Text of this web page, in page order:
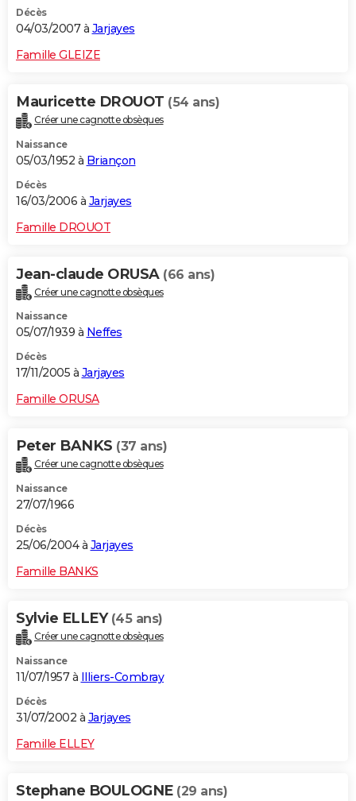
Décès
04/03/2007 à Jarjayes
Famille GLEIZE
Mauricette DROUOT (54 ans)
Créer une cagnotte obsèques
Naissance
05/03/1952 à Briançon
Décès
16/03/2006 à Jarjayes
Famille DROUOT
Jean-claude ORUSA (66 ans)
Créer une cagnotte obsèques
Naissance
05/07/1939 à Neffes
Décès
17/11/2005 à Jarjayes
Famille ORUSA
Peter BANKS (37 ans)
Créer une cagnotte obsèques
Naissance
27/07/1966
Décès
25/06/2004 à Jarjayes
Famille BANKS
Sylvie ELLEY (45 ans)
Créer une cagnotte obsèques
Naissance
11/07/1957 à Illiers-Combray
Décès
31/07/2002 à Jarjayes
Famille ELLEY
Stephane BOULOGNE (29 ans)